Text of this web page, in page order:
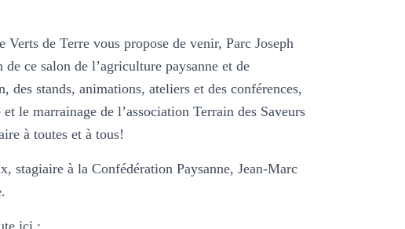
de Terre vous propose de venir, Parc Joseph
ce salon de l’agriculture paysanne et de
des stands, animations, ateliers et des conférences,
le marrainage de l’association Terrain des Saveurs
à toutes et à tous!
stagiaire à la Confédération Paysanne, Jean-Marc
ici :